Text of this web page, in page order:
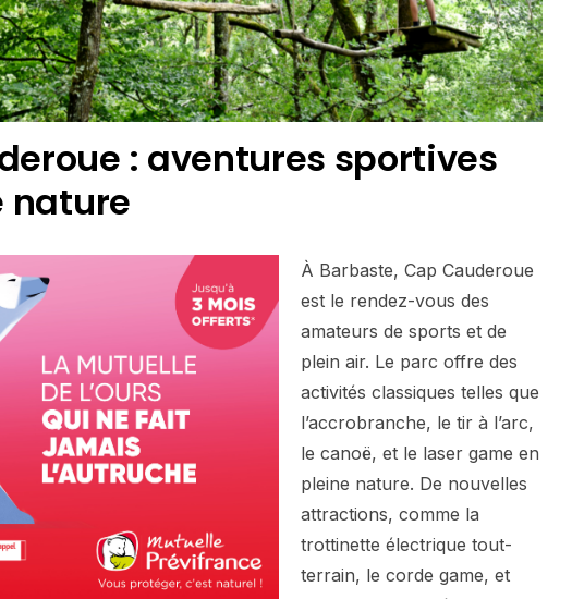
: aventures sportives
nature
À Barbaste, Cap Cauderoue
est le rendez-vous des
amateurs de sports et de
plein air. Le parc offre des
activités classiques telles que
l’accrobranche, le tir à l’arc,
le canoë, et le laser game en
pleine nature. De nouvelles
attractions, comme la
trottinette électrique tout-
terrain, le corde game, et